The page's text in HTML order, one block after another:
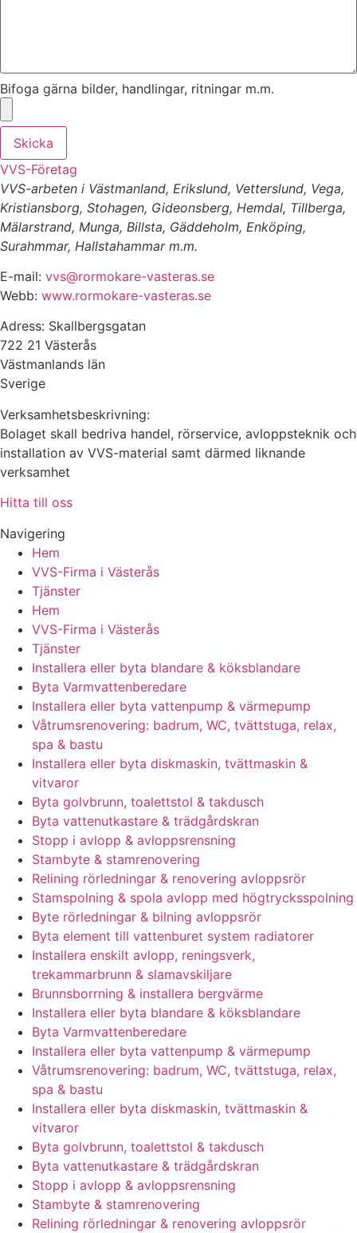
Bifoga gärna bilder, handlingar, ritningar m.m.
Skicka
VVS-Företag
VVS-arbeten i Västmanland, Erikslund, Vetterslund, Vega,
Kristiansborg, Stohagen, Gideonsberg, Hemdal, Tillberga,
Mälarstrand, Munga, Billsta, Gäddeholm, Enköping,
Surahmmar, Hallstahammar m.m.
E-mail: vvs@rormokare-vasteras.se
Webb: www.rormokare-vasteras.se
Adress: Skallbergsgatan
722 21 Västerås
Västmanlands län
Sverige
Verksamhetsbeskrivning:
Bolaget skall bedriva handel, rörservice, avloppsteknik och
installation av VVS-material samt därmed liknande
verksamhet
Hitta till oss
Navigering
Hem
VVS-Firma i Västerås
Tjänster
Hem
VVS-Firma i Västerås
Tjänster
Installera eller byta blandare & köksblandare
Byta Varmvattenberedare
Installera eller byta vattenpump & värmepump
Våtrumsrenovering: badrum, WC, tvättstuga, relax,
spa & bastu
Installera eller byta diskmaskin, tvättmaskin &
vitvaror
Byta golvbrunn, toalettstol & takdusch
Byta vattenutkastare & trädgårdskran
Stopp i avlopp & avloppsrensning
Stambyte & stamrenovering
Relining rörledningar & renovering avloppsrör
Stamspolning & spola avlopp med högtrycksspolning
Byte rörledningar & bilning avloppsrör
Byta element till vattenburet system radiatorer
Installera enskilt avlopp, reningsverk,
trekammarbrunn & slamavskiljare
Brunnsborrning & installera bergvärme
Installera eller byta blandare & köksblandare
Byta Varmvattenberedare
Installera eller byta vattenpump & värmepump
Våtrumsrenovering: badrum, WC, tvättstuga, relax,
spa & bastu
Installera eller byta diskmaskin, tvättmaskin &
vitvaror
Byta golvbrunn, toalettstol & takdusch
Byta vattenutkastare & trädgårdskran
Stopp i avlopp & avloppsrensning
Stambyte & stamrenovering
Relining rörledningar & renovering avloppsrör